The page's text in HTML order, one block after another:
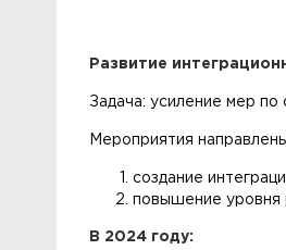
Развитие
Задача: усиление мер по
Мероприятия
создание
повышение уровня
В 2024 году: